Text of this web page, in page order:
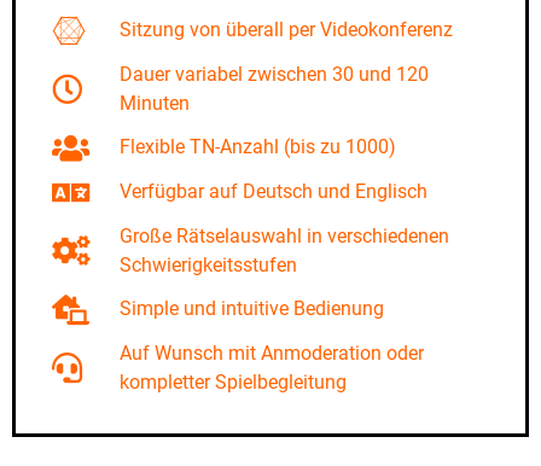
Sitzung von überall per Videokonferenz
Dauer variabel zwischen 30 und 120
Minuten
Flexible TN-Anzahl (bis zu 1000)
Verfügbar auf Deutsch und Englisch
Große Rätselauswahl in verschiedenen
Schwierigkeitsstufen
Simple und intuitive Bedienung
Auf Wunsch mit Anmoderation oder
kompletter Spielbegleitung